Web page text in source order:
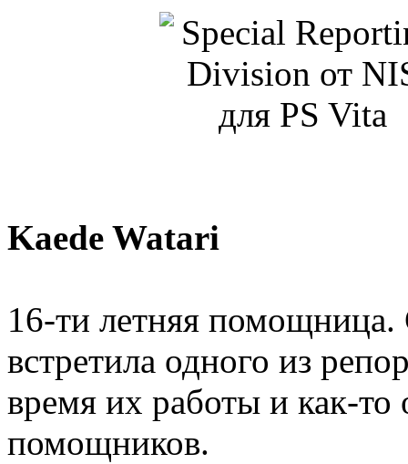
Kaede Watari
16-ти летняя
встретила одного из
время их работы и как-то
помощников.